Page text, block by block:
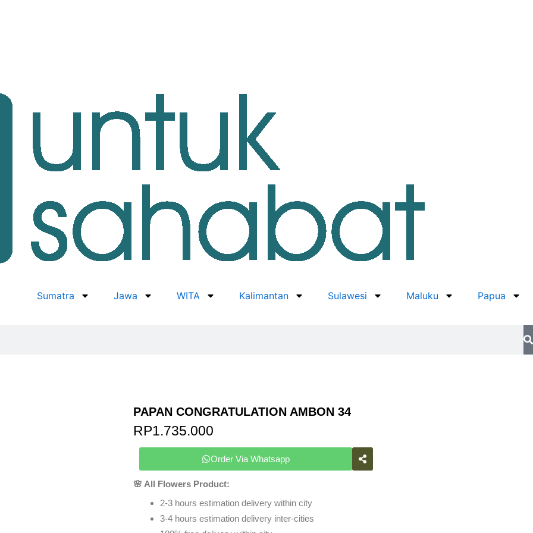
Sumatra Jawa WITA Kalimantan Sulawesi Maluku Papua
PAPAN CONGRATULATION AMBON 34
RP1.735.000
Order Via Whatsapp
🌸 All Flowers Product:
2-3 hours estimation delivery within city
3-4 hours estimation delivery inter-cities